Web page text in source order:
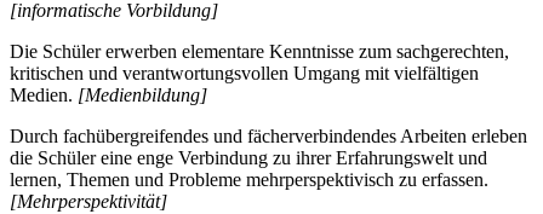
[informatische Vorbildung]
Die Schüler erwerben elementare Kenntnisse zum sachgerechten,
kritischen und verantwortungsvollen Umgang mit vielfältigen
Medien. [Medienbildung]
Durch fachübergreifendes und fächerverbindendes Arbeiten erleben
die Schüler eine enge Verbindung zu ihrer Erfahrungswelt und
lernen, Themen und Probleme mehrperspektivisch zu erfassen.
[Mehrperspektivität]